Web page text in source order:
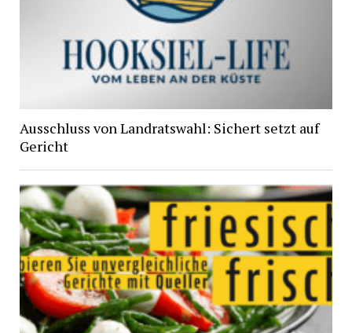
Ausschluss von Landratswahl: Sichert setzt auf
Gericht